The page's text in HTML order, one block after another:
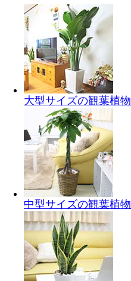
大型サイズの観葉植物
中型サイズの観葉植物